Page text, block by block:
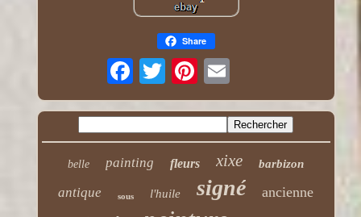
Share
belle painting fleurs xixe barbizon
antique sous l'huile signé ancienne